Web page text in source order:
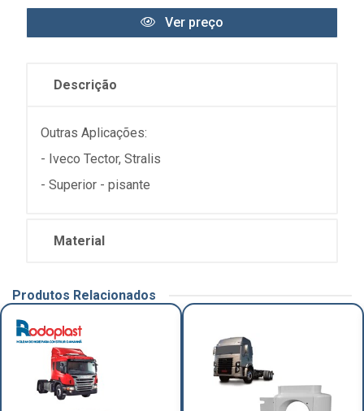
Ver preço
Descrição
Outras Aplicações:
- Iveco Tector, Stralis
- Superior - pisante
Material
Produtos Relacionados